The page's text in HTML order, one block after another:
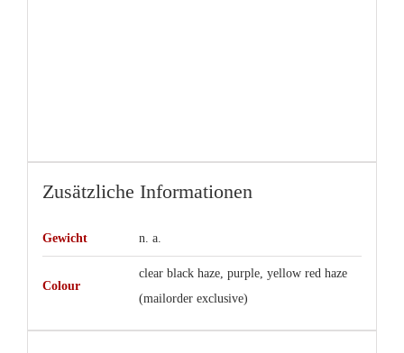
Zusätzliche Informationen
Gewicht n. a.
Colour
clear black haze, purple, yellow red haze
(mailorder exclusive)